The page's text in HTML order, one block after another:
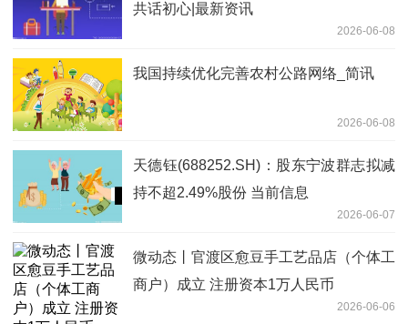
共话初心|最新资讯
2026-06-08
我国持续优化完善农村公路网络_简讯
2026-06-08
天德钰(688252.SH)：股东宁波群志拟减
持不超2.49%股份 当前信息
2026-06-07
微动态丨官渡区愈豆手工艺品店（个体工
商户）成立 注册资本1万人民币
2026-06-06